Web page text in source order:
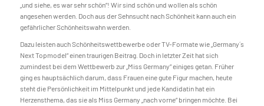
„und siehe, es war sehr schön“! Wir sind schön und wollen als schön
angesehen werden. Doch aus der Sehnsucht nach Schönheit kann auch ein
gefährlicher Schönheitswahn werden.
Dazu leisten auch Schönheitswettbewerbe oder TV-Formate wie „Germany´s
Next Topmodel“ einen traurigen Beitrag. Doch in letzter Zeit hat sich
zumindest bei dem Wettbewerb zur „Miss Germany“ einiges getan. Früher
ging es hauptsächlich darum, dass Frauen eine gute Figur machen, heute
steht die Persönlichkeit im Mittelpunkt und jede Kandidatin hat ein
Herzensthema, das sie als Miss Germany „nach vorne“ bringen möchte. Bei